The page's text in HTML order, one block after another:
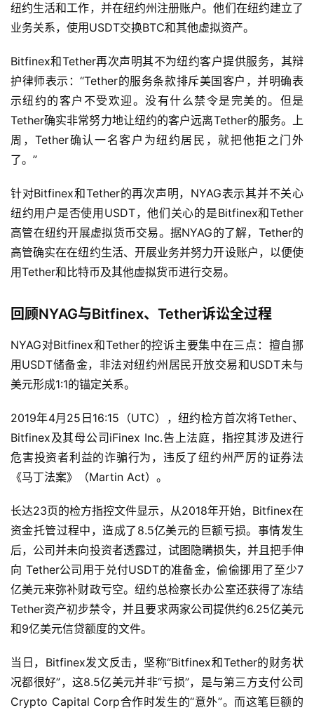
纽约生活和工作，并在纽约州注册账户。他们在纽约建立了
业务关系，使用USDT交换BTC和其他虚拟资产。
Bitfinex和Tether再次声明其不为纽约客户提供服务，其辩
护律师表示：“Tether的服务条款排斥美国客户，并明确表
示纽约的客户不受欢迎。没有什么禁令是完美的。但是
Tether确实非常努力地让纽约的客户远离Tether的服务。上
周，Tether确认一名客户为纽约居民，就把他拒之门外
了。”
针对Bitfinex和Tether的再次声明，NYAG表示其并不关心
纽约用户是否使用USDT，他们关心的是Bitfinex和Tether
高管在纽约开展虚拟货币交易。据NYAG的了解，Tether的
高管确实在在纽约生活、开展业务并努力开设账户，以便使
用Tether和比特币及其他虚拟货币进行交易。
回顾NYAG与Bitfinex、Tether诉讼全过程
NYAG对Bitfinex和Tether的控诉主要集中在三点：擅自挪
用USDT储备金，非法对纽约州居民开放交易和USDT未与
美元形成1:1的锚定关系。
2019年4月25日16:15（UTC），纽约检方首次将Tether、
Bitfinex及其母公司iFinex Inc.告上法庭，指控其涉及进行
危害投资者利益的诈骗行为，违反了纽约州严厉的证券法
《马丁法案》（Martin Act）。
长达23页的检方指控文件显示，从2018年开始，Bitfinex在
资金托管过程中，造成了8.5亿美元的巨额亏损。事情发生
后，公司并未向投资者透露过，试图隐瞒损失，并且把手伸
向 Tether公司用于兑付USDT的准备金，偷偷挪用了至少7
亿美元来弥补财政亏空。纽约总检察长办公室还获得了冻结
Tether资产初步禁令，并且要求两家公司提供约6.25亿美元
和9亿美元信贷额度的文件。
当日，Bitfinex发文反击，坚称“Bitfinex和Tether的财务状
况都很好”，这8.5亿美元并非“亏损”，是与第三方支付公司
Crypto Capital Corp合作时发生的“意外”。而这笔巨额的